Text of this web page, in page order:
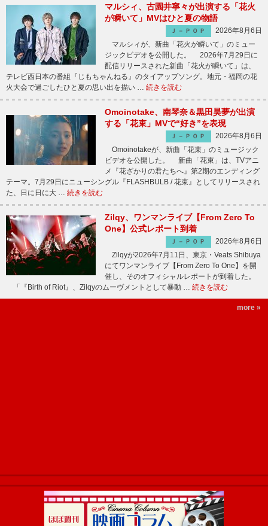
マルシィ、古園井寧々が出演する「花火
が瞬いて」MVはひと夏の物語
Ｊ－ＰＯＰ
2026年8月6日
マルシィが、新曲「花火が瞬いて」のミュー
ジックビデオを公開した。 2026年7月29日に
配信リリースされた新曲「花火が瞬いて」は、
テレビ西日本の番組『じもちゃんねる』のタイアップソング。地元・福岡の花
火大会で過ごしたひと夏の思い出を描い … 続きを読む
Omoinotake、南琴奈＆黒田昊夢が出演
する「花束」MVで“好き”を表現
Ｊ－ＰＯＰ
2026年8月6日
Omoinotakeが、新曲「花束」のミュージック
ビデオを公開した。 新曲「花束」は、TVアニ
メ『花ざかりの君たちへ』第2期のエンディング
テーマ。7月29日にニューシングル『FLASHBULB / 花束』としてリリースされ
た、日に日に大 … 続きを読む
Zilqy、ワンマンライブ【From Zero To
One】公式レポート到着
Ｊ－ＰＯＰ
2026年8月6日
Zilqyが2026年7月11日、東京・Veats Shibuya
にてワンマンライブ【From Zero To One】を開
催し、そのオフィシャルレポートが到着した。
「『Birth of Riot』、Zilqyのムーヴメントとして暴動 … 続きを読む
more »